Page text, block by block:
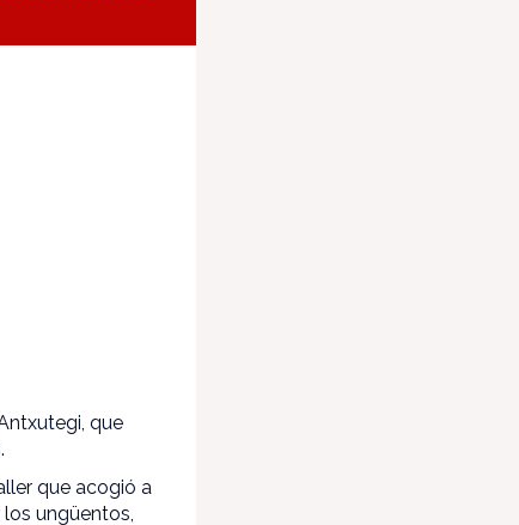
que
que acogió a
ungüentos,